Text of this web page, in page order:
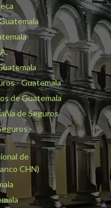
- Guatemala
de Guatemala
de Seguros
-
de
CHN)